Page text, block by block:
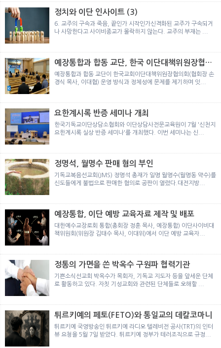
색
정치와 이단 인사이트 (3)
6. 교주의 구속과 죽음, 끝인가 시작인가신격화된 교주가 구속되거
나 사망한다고 사이비종교가 몰락하지 않는다. 교주의 부재는 ...
예장통합과 합동 교단, 한국 이단대책위원장협의
회 탈퇴
예장통합과 합동 교단이 한국교회이단대책위원장협의회(협회장 손
경식 목사, 이대협) 운영 방식과 정체성에 문제를 제기하며 잇...
요한계시록 반증 세미나 개최
한국기독교이단상담소협회와 이단상담사전문교육원이 7월 '신천지
요한계시록 실상 반증 세미나'를 개최했다. 이번 세미나는 신...
정명석, 월명수 판매 혐의 부인
기독교복음선교회(JMS) 정명석 총재가 일명 월명수(월명동 약수)를
신도들에게 불법으로 판매한 혐의로 공판이 열렸다.대전지방...
예장통합, 이단 예방 교육자료 제작 및 배포
대한예수교장로회 통합(총회장 정훈 목사, 예장통합) 이단사이비대
책위원회(위원장 김태수 목사, 이대위)에서 이단 예방 교육자...
정통의 가면을 쓴 박옥수 구원파 협력기관
기쁜소식선교회 박옥수가 목회자, 기독교 지도자 등을 앞세운 단체
로 활동하고 있다. 자칫 기성교회와 관련된 단체들로 오해할 ...
튀르키예의 페토(FETO)와 통일교의 데칼코마니
튀르키예 국영방송인 튀르키예 라디오 텔레비전 공사(TRT)의 인터
뷰 요청을 5월 7일 받았다. 튀르키예 정부가 테러조직으로 규정...